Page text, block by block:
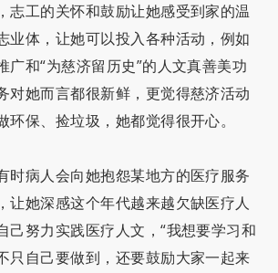
志工的关怀和鼓励让她感受到家的温
业体，让她可以投入各种活动，例如
广和“为慈济留历史”的人文真善美功
对她而言都很新鲜，更觉得慈济活动
环保、捡垃圾，她都觉得很开心。
时病人会向她抱怨某地方的医疗服务
让她深感这个年代越来越欠缺医疗人
己努力实践医疗人文，“我想要学习和
只自己要做到，还要鼓励大家一起来